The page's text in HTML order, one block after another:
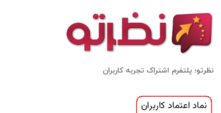
نظرتو؛ پلتفرم اشتراک تجربه کاربران